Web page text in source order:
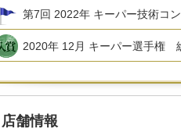
第7回 2022年 キーパー技術コ
2020年 12月 キーパー選手権
店舗情報